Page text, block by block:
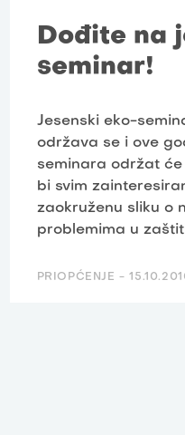
Dođite na
seminar!
Jesenski eko-
održava se i ove
seminara održat
bi svim
zaokruženu sliku o
problemima u
PRIOPĆENJE -